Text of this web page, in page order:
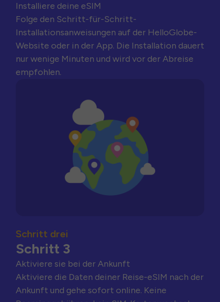
Installiere deine eSIM
Folge den Schritt-für-Schritt-
Installationsanweisungen auf der HelloGlobe-
Website oder in der App. Die Installation dauert
nur wenige Minuten und wird vor der Abreise
empfohlen.
Schritt drei
Schritt 3
Aktiviere sie bei der Ankunft
Aktiviere die Daten deiner Reise-eSIM nach der
Ankunft und gehe sofort online. Keine